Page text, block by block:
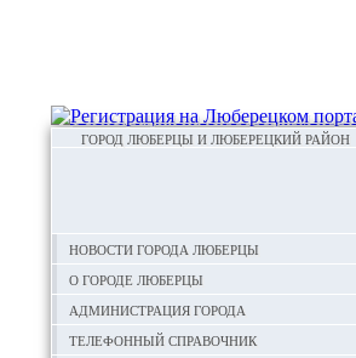
ГОРОД ЛЮБЕРЦЫ И ЛЮБЕРЕЦКИЙ РАЙОН
Новости города Люберцы
О городе Люберцы
Администрация города
Телефонный справочник